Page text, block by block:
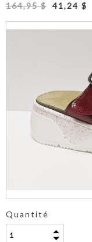
164,95 $ 41,24 $
Quantité